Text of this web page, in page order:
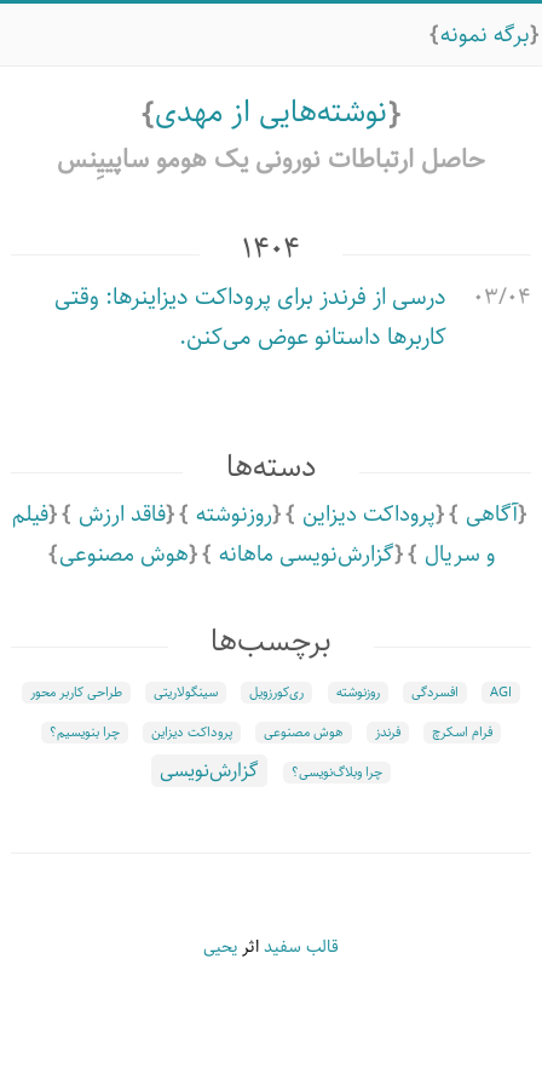
برگه نمونه
نوشته‌هایی از مهدی
حاصل ارتباطات نورونی یک هومو ساپییِنس
۱۴۰۴
۰۳/۰۴
درسی از فرندز برای پروداکت دیزاینرها: وقتی
کاربرها داستانو عوض می‌کنن.
دسته‌ها
آگاهی پروداکت دیزاین روزنوشته فاقد ارزش
فیلم
و سریال
گزارش‌نویسی ماهانه هوش مصنوعی
برچسب‌ها
AGI افسردگی روزنوشته ری‌کورزویل سینگولاریتی
طراحی کاربر محور
فرام اسکرچ
فرندز هوش مصنوعی پروداکت دیزاین
چرا بنویسیم؟
چرا وبلاگ‌نویسی؟
گزارش‌نویسی
قالب سفیداثریحیی